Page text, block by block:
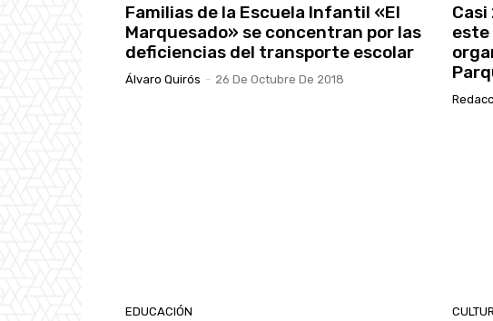
Familias de la Escuela Infantil «El
Marquesado» se concentran por las
deficiencias del transporte escolar
Álvaro Quirós - 26 De Octubre De 2018
este
EDUCACIÓN